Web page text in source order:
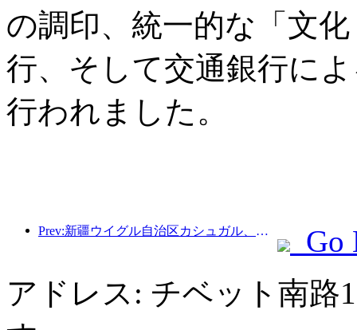
の調印、統一的な「文
行、そして交通銀行に
行われました。
Prev:新疆ウイグル自治区カシュガル、民族間交流の促進に向けた観光振興イベントを開催
Go
アドレス: チベット南路